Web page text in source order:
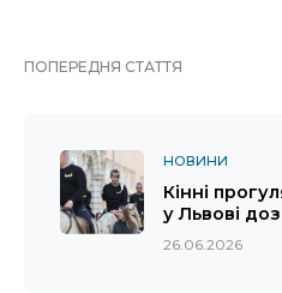
ПОПЕРЕДНЯ СТАТТЯ
НОВИНИ
Кінні
у Львові
26.06.2026